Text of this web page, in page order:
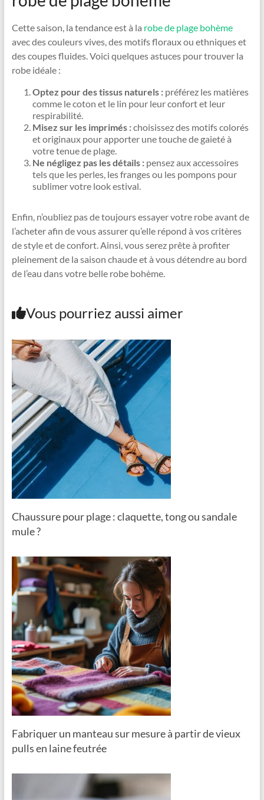
Cette saison, la tendance est à la robe de plage bohème
avec des couleurs vives, des motifs floraux ou ethniques et
des coupes fluides. Voici quelques astuces pour trouver la
robe idéale :
Optez pour des tissus naturels :préférez les matières
comme le coton et le lin pour leur confort et leur
respirabilité.
Misez sur les imprimés :choisissez des motifs colorés
et originaux pour apporter une touche de gaieté à
votre tenue de plage.
Ne négligez pas les détails :pensez aux accessoires
tels que les perles, les franges ou les pompons pour
sublimer votre look estival.
Enfin, n’oubliez pas de toujours essayer votre robe avant de
l’acheter afin de vous assurer qu’elle répond à vos critères
de style et de confort. Ainsi, vous serez prête à profiter
pleinement de la saison chaude et à vous détendre au bord
de l’eau dans votre belle robe bohème.
Vous pourriez aussi aimer
Chaussure pour plage : claquette, tong ou sandale
mule ?
Fabriquer un manteau sur mesure à partir de vieux
pulls en laine feutrée